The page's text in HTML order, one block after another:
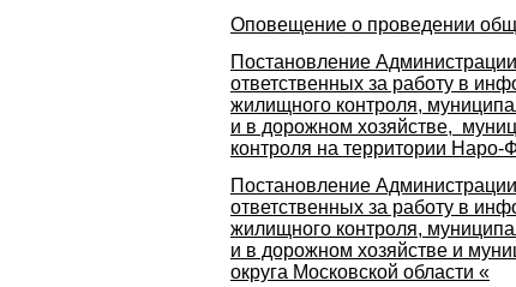
Оповещение о проведении
Постановление
ответственных за работу в
жилищного контроля,
и в дорожном хозяйстве,
контроля на территории Наро-
Постановление
ответственных за работу в
жилищного контроля,
и в дорожном хозяйстве и
округа Московской области «